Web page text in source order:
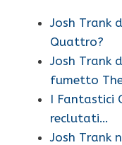
Josh Trank
Quattro?
Josh Trank
fumetto
I Fantastici
reclutati…
Josh Trank